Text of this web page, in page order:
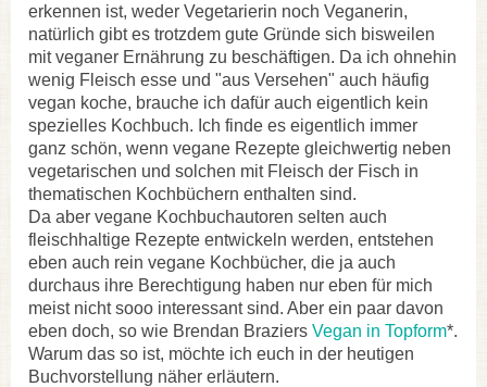
erkennen ist, weder Vegetarierin noch Veganerin,
natürlich gibt es trotzdem gute Gründe sich bisweilen
mit veganer Ernährung zu beschäftigen. Da ich ohnehin
wenig Fleisch esse und "aus Versehen" auch häufig
vegan koche, brauche ich dafür auch eigentlich kein
spezielles Kochbuch. Ich finde es eigentlich immer
ganz schön, wenn vegane Rezepte gleichwertig neben
vegetarischen und solchen mit Fleisch der Fisch in
thematischen Kochbüchern enthalten sind.
Da aber vegane Kochbuchautoren selten auch
fleischhaltige Rezepte entwickeln werden, entstehen
eben auch rein vegane Kochbücher, die ja auch
durchaus ihre Berechtigung haben nur eben für mich
meist nicht sooo interessant sind. Aber ein paar davon
eben doch, so wie Brendan Braziers Vegan in Topform*.
Warum das so ist, möchte ich euch in der heutigen
Buchvorstellung näher erläutern.